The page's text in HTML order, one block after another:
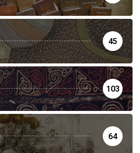
45
103
64